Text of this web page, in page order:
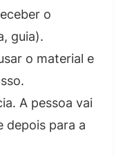
o
guia).
o material e
A pessoa vai
depois para a